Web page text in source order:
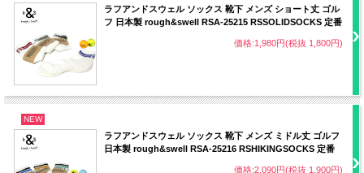
ラフアンドスウェル ソックス 靴下 メンズ ショート丈 ゴル
フ 日本製 rough&swell RSA-25215 RSSOLIDSOCKS 定番
価格:1,980円(税抜 1,800円)
NEW
ラフアンドスウェル ソックス 靴下 メンズ ミドル丈 ゴルフ
日本製 rough&swell RSA-25216 RSHIKINGSOCKS 定番
価格:2,090円(税抜 1,900円)